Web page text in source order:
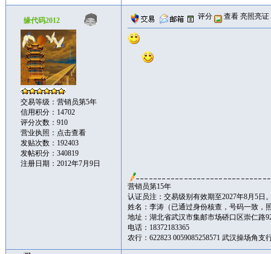
缘代码2012
交易等级：营销员第5年
信用积分：14702
评分次数：910
营业执照： 点击查看
发贴次数：192403
发帖积分：340819
注册日期：2012年7月9日
评分 查看 亮照亮证
营销员第15年
认证员注：交易级别有效期至2027年8月5日
姓名：李涛（已通过身份核查，号码一致，
地址：湖北省武汉市集邮市场硚口区崇仁路
电话：18372183365
农行：622823 0059085258571 武汉操场角支